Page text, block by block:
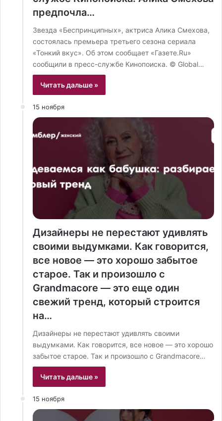
предпочла…
Звезда «Беспринципных», актриса Алика Смехова,
состоялась премьера третьего сезона сериала
«Тонкий вкус». Об этом сообщает «Газете.Ru»
сообщили в пресс-службе Кинопоиска. © Global…
Читать дальше »
15 ноября
Дизайнеры не перестают удивлять
своими выдумками. Как говорится,
все новое — это хорошо забытое
старое. Так и произошло с
Grandmacore​‍​‌‍​‍‌ — это еще один
свежий тренд, который строится
на…
Дизайнеры не перестают удивлять своими
выдумками. Как говорится, все новое — это хорошо
забытое старое. Так и произошло с Grandmacore​‍​‌‍​‍‌…
Читать дальше »
15 ноября